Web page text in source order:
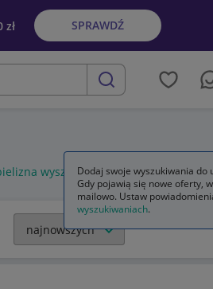
SPRAWDŹ
szukaj
wyszczuplająca plus size
Dodaj swoje wyszukiwania do
Gdy pojawią się nowe oferty,
mailowo. Ustaw
wyszukiwaniach.